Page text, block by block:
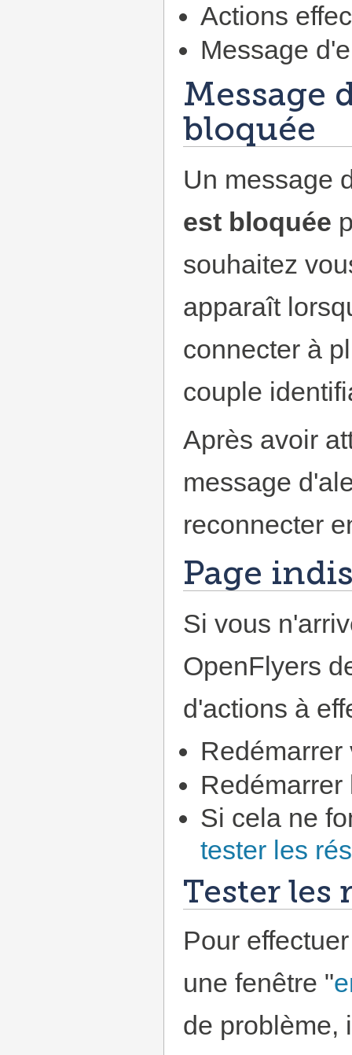
Actions
Message
Message
bloquée
Un message
est bloquée
souhaitez
apparaît
connecter à
couple
Après avoir
message
reconnecter
Page
Si vous
OpenFlyers
d'actions à
Redémarrer
Redémarrer
Si cela ne
tester les
Tester les
Pour
une fenêtre "
de problème,